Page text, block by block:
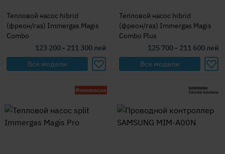
Тепловой насос hibrid
(фреон/газ) Immergas Magis
Combo
123 200 - 211 300лей
Все модели
Тепловой насос hibrid
(фреон/газ) Immergas Magis
Combo Plus
125 700 - 211 600лей
Все модели